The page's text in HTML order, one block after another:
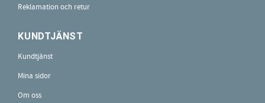
Reklamation och retur
KUNDTJÄNST
Kundtjänst
Mina sidor
Om oss